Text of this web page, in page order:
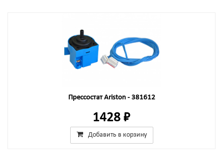
Прессостат Ariston - 381612
1428 ₽
Добавить в корзину